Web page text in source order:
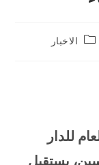
الاخبار
للدار
يستقبل